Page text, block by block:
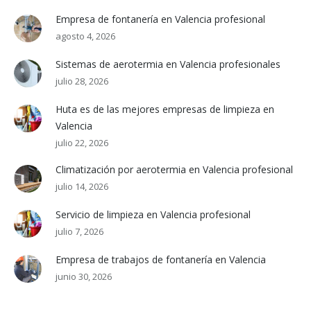
Empresa de fontanería en Valencia profesional
agosto 4, 2026
Sistemas de aerotermia en Valencia profesionales
julio 28, 2026
Huta es de las mejores empresas de limpieza en
Valencia
julio 22, 2026
Climatización por aerotermia en Valencia profesional
julio 14, 2026
Servicio de limpieza en Valencia profesional
julio 7, 2026
Empresa de trabajos de fontanería en Valencia
junio 30, 2026